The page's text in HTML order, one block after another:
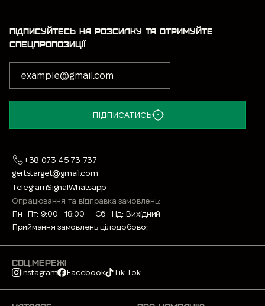
+38 073 45 73 737
gertstarget@gmail.com
TelegramSignalWhatsapp
Опрацювання та відправка замовлень:
Пн -Пт: 9:00 - 18:00
Сб -Нд: Вихідний
Приймання замовлень цілодобово:
СОЦ.МЕРЕЖІ
Instagram
Facebook Tik Tok
ПІДПИСУЙТЕСЬ НА РОЗСИЛКУ ТА ОТРИМУЙТЕ
СПЕЦПРОПОЗИЦІЇ
ПІДПИСАТИСЬ